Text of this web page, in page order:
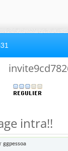
intra!!
ggpessoa